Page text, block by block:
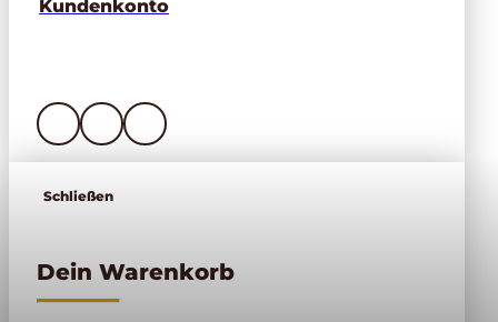
Kundenkonto
Schließen
Dein Warenkorb